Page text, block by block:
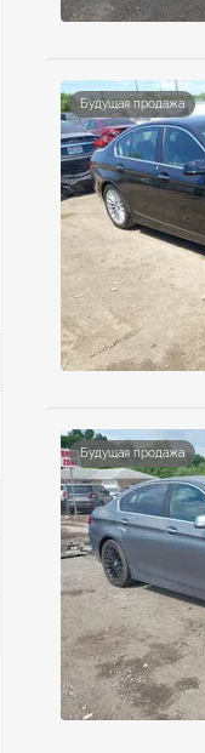
Будущая продажа
Будущая продажа